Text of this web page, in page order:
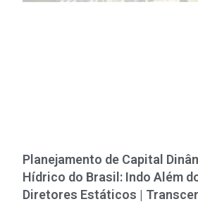
Planejamento de Capital
Hídrico do Brasil: Indo Além
Diretores Estáticos |